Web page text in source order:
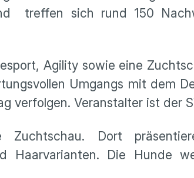
treffen sich rund 150
Agility sowie eine
Umgangs mit dem
verfolgen. Veranstalter ist der
Dort
Haarvarianten. Die Hunde